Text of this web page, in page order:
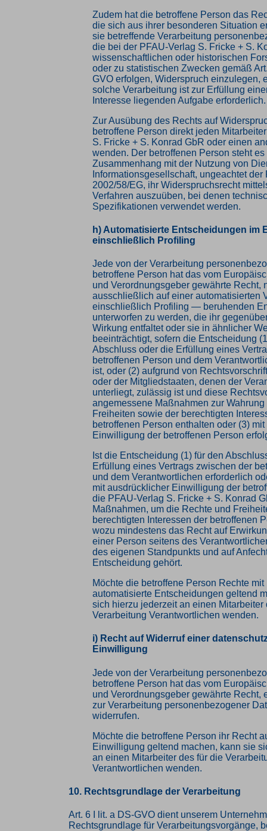
Zudem hat die betroffene Person das
die sich aus ihrer besonderen Situation
sie betreffende Verarbeitung
die bei der PFAU-Verlag S. Fricke + S.
wissenschaftlichen oder historischen
oder zu statistischen Zwecken gemäß
GVO erfolgen, Widerspruch einzulegen,
solche Verarbeitung ist zur Erfüllung
Interesse liegenden Aufgabe erforderlich.
Zur Ausübung des Rechts auf
betroffene Person direkt jeden
S. Fricke + S. Konrad GbR oder einen
wenden. Der betroffenen Person steht es
Zusammenhang mit der Nutzung von
Informationsgesellschaft, ungeachtet der
2002/58/EG, ihr Widerspruchsrecht
Verfahren auszuüben, bei denen
Spezifikationen verwendet werden.
h) Automatisierte Entscheidungen im
einschließlich Profiling
Jede von der Verarbeitung
betroffene Person hat das vom
und Verordnungsgeber gewährte Recht,
ausschließlich auf einer automatisierten
einschließlich Profiling — beruhenden
unterworfen zu werden, die ihr
Wirkung entfaltet oder sie in ähnlicher
beeinträchtigt, sofern die Entscheidung
Abschluss oder die Erfüllung eines
betroffenen Person und dem
ist, oder (2) aufgrund von
oder der Mitgliedstaaten, denen der
unterliegt, zulässig ist und diese
angemessene Maßnahmen zur
Freiheiten sowie der berechtigten
betroffenen Person enthalten oder (3)
Einwilligung der betroffenen Person
Ist die Entscheidung (1) für den
Erfüllung eines Vertrags zwischen der
und dem Verantwortlichen erforderlich
mit ausdrücklicher Einwilligung der
die PFAU-Verlag S. Fricke + S. Konrad
Maßnahmen, um die Rechte und
berechtigten Interessen der betroffenen
wozu mindestens das Recht auf
einer Person seitens des
des eigenen Standpunkts und auf
Entscheidung gehört.
Möchte die betroffene Person Rechte mit
automatisierte Entscheidungen geltend
sich hierzu jederzeit an einen Mitarbeiter
Verarbeitung Verantwortlichen wenden.
i) Recht auf Widerruf einer
Einwilligung
Jede von der Verarbeitung
betroffene Person hat das vom
und Verordnungsgeber gewährte Recht,
zur Verarbeitung personenbezogener
widerrufen.
Möchte die betroffene Person ihr Recht
Einwilligung geltend machen, kann sie
an einen Mitarbeiter des für die
Verantwortlichen wenden.
10. Rechtsgrundlage der Verarbeitung
Art. 6 I lit. a DS-GVO dient unserem
Rechtsgrundlage für Verarbeitungsvorgänge,